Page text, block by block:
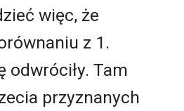
więc, że
z 1.
odwróciły. Tam
przyznanych